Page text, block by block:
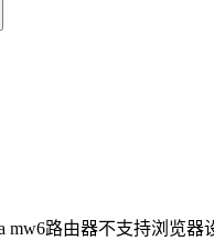
路由器不支持浏览